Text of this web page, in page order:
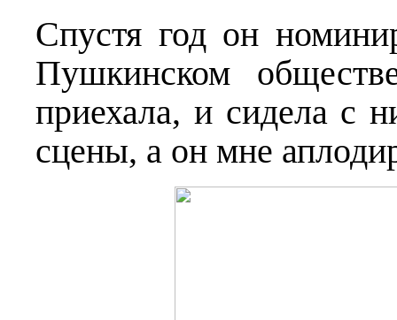
Спустя год он
Пушкинском
приехала, и сидела с
сцены, а он мне